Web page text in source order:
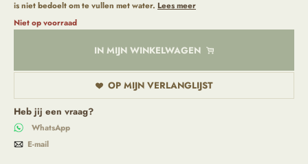
is niet bedoelt om te vullen met water. Lees meer
Niet op voorraad
IN MIJN WINKELWAGEN
OP MIJN VERLANGLIJST
Heb jij een vraag?
WhatsApp
E-mail